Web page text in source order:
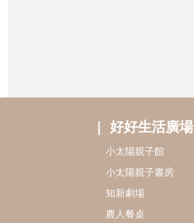
好好生活廣場
小太陽親子館
小太陽親子書房
知新劇場
農人餐桌